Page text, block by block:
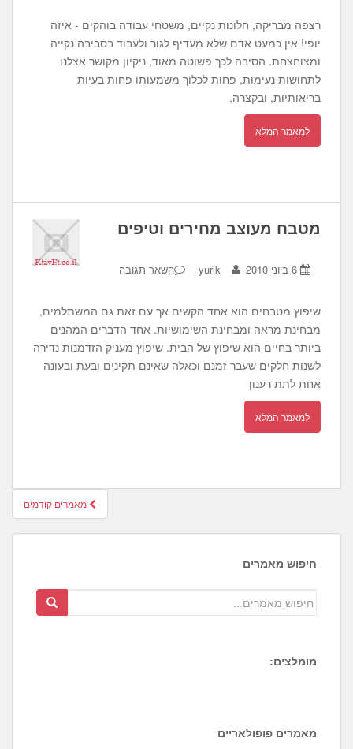
רצפה מבריקה, חלונות נקיים, משטחי עבודה בוהקים - איזה
יופי! אין כמעט אדם שלא מעדיף לגור ולעבוד בסביבה נקייה
ומצוחצחת. הסיבה לכך פשוטה מאוד, ניקיון מקושר אצלנו
לתחושות נעימות, פחות לכלוך משמעותו פחות בעיות
בריאותיות, ובקצרה,
למאמר המלא
מטבח מעוצב מחירים וטיפים
6 ביוני 2010 yurik השאר תגובה
שיפוץ מטבחים הוא אחד הקשים אך עם זאת גם המשתלמים,
מבחינת מראה ומבחינת השימושיות. אחד הדברים המהנים
ביותר בחיים הוא שיפוץ של הבית. שיפוץ מעניק הזדמנות נדירה
לשנות חלקים שעבר זמנם וכאלה שאינם תקינים ובעת ובעונה
אחת לתת רענון
למאמר המלא
חיפוש מאמרים קודמים
חיפוש מאמרים
מומלצים:
9
מאמרים פופולאריים